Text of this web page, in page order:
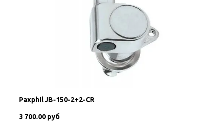
Paxphil JB-150-2+2-CR
3 700.00 руб